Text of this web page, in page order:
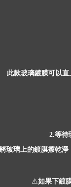
此款玻璃鍍膜可以
2.等待
玻璃上的鍍膜擦乾
⚠️如果下鍍